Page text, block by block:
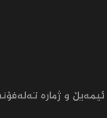
و ژماره‌